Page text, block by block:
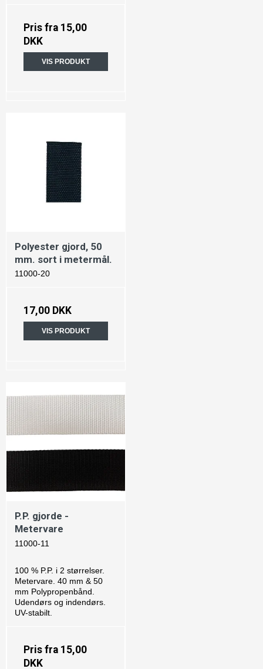
Pris fra 15,00
DKK
VIS PRODUKT
Polyester gjord, 50
mm. sort i metermål.
11000-20
17,00 DKK
VIS PRODUKT
P.P. gjorde -
Metervare
11000-11
100 % P.P. i 2 størrelser.
Metervare. 40 mm & 50
mm Polypropenbånd.
Udendørs og indendørs.
UV-stabilt.
Pris fra 15,00
DKK